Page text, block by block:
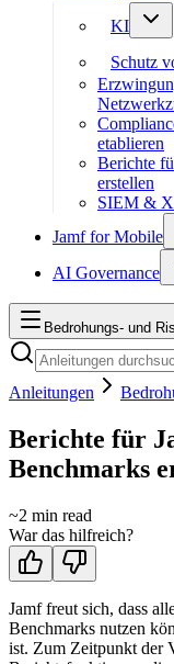
KI
Schutz
etablieren
Berichte
erstellen
SIEM &
Jamf for Mobile
AI Governance
Bedrohungs- und
Anleitungen
Berichte für
Benchmarks
~2 min read
War das hilfreich?
Jamf freut sich, dass
Benchmarks nutzen
ist. Zum Zeitpunkt der